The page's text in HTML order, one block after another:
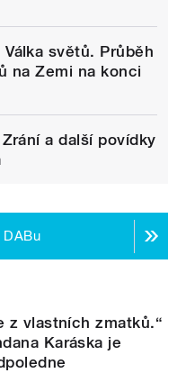
světů. Průběh
na Zemi na konci
a další povídky
z vlastních zmatků.“
Karáska je